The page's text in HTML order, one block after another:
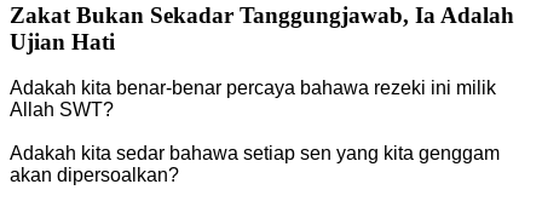
Zakat Bukan Sekadar Tanggungjawab, Ia Adalah
Ujian Hati
Adakah kita benar-benar percaya bahawa rezeki ini milik
Allah SWT?
Adakah kita sedar bahawa setiap sen yang kita genggam
akan dipersoalkan?